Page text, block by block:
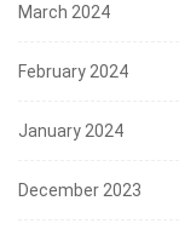
March 2024
February 2024
January 2024
December 2023